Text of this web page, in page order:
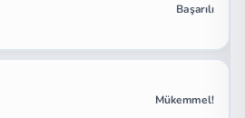
Başarılı
Mükemmel!